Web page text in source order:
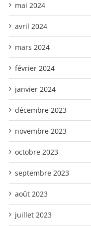
mai 2024
avril 2024
mars 2024
février 2024
janvier 2024
décembre 2023
novembre 2023
octobre 2023
septembre 2023
août 2023
juillet 2023